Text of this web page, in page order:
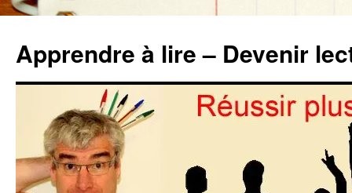
contenu
Apprendre à lire – Devenir